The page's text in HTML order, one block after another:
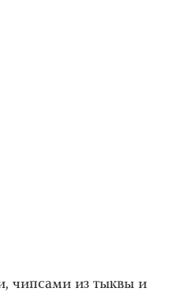
чипсами из тыквы и